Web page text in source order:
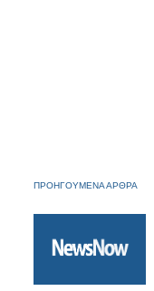
ΠΡΟΗΓΟΥΜΕΝΑ ΑΡΘΡΑ